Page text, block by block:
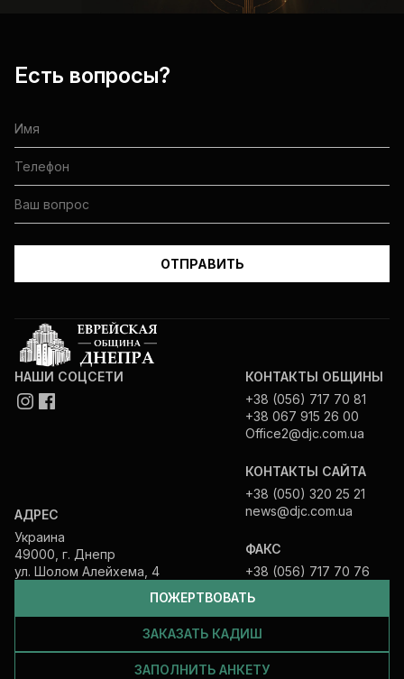
Есть вопросы?
ПОЖЕРТВОВАТЬ
ЗАКАЗАТЬ КАДИШ
ЗАПОЛНИТЬ АНКЕТУ
НАШИ СОЦСЕТИ
АДРЕС
Украина
49000, г. Днепр
ул. Шолом Алейхема, 4
КОНТАКТЫ ОБЩИНЫ
+38 (056) 717 70 81
+38 067 915 26 00
Office2@djc.com.ua
КОНТАКТЫ САЙТА
+38 (050) 320 25 21
news@djc.com.ua
ФАКС
+38 (056) 717 70 76